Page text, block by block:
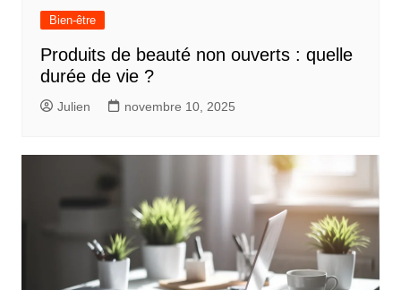
Bien-être
Produits de beauté non ouverts : quelle
durée de vie ?
Julien novembre 10, 2025